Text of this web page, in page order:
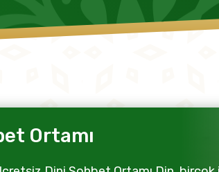
Ortamı